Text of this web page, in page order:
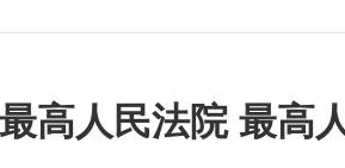
高人民法院 最高